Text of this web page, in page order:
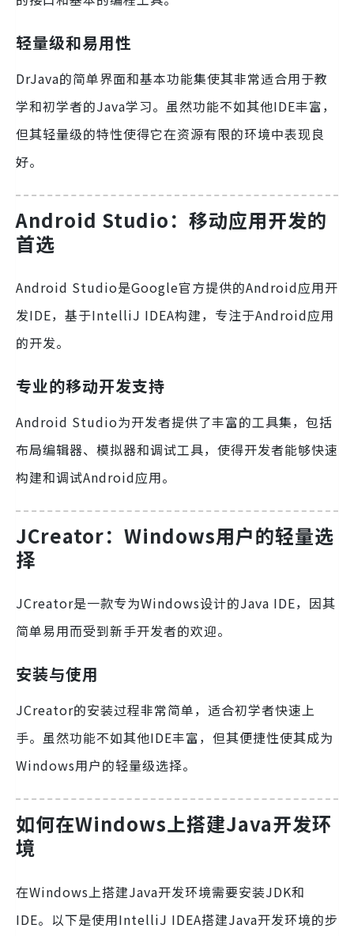
轻量级和易用性
DrJava的简单界面和基本功能集使其非常适合用于教
学和初学者的Java学习。虽然功能不如其他IDE丰富，
但其轻量级的特性使得它在资源有限的环境中表现良
好。
Android Studio：移动应用开发的
首选
Android Studio是Google官方提供的Android应用开
发IDE，基于IntelliJ IDEA构建，专注于Android应用
的开发。
专业的移动开发支持
Android Studio为开发者提供了丰富的工具集，包括
布局编辑器、模拟器和调试工具，使得开发者能够快速
构建和调试Android应用。
JCreator：Windows用户的轻量选
择
JCreator是一款专为Windows设计的Java IDE，因其
简单易用而受到新手开发者的欢迎。
安装与使用
JCreator的安装过程非常简单，适合初学者快速上
手。虽然功能不如其他IDE丰富，但其便捷性使其成为
Windows用户的轻量级选择。
如何在Windows上搭建Java开发环
境
在Windows上搭建Java开发环境需要安装JDK和
IDE。以下是使用IntelliJ IDEA搭建Java开发环境的步